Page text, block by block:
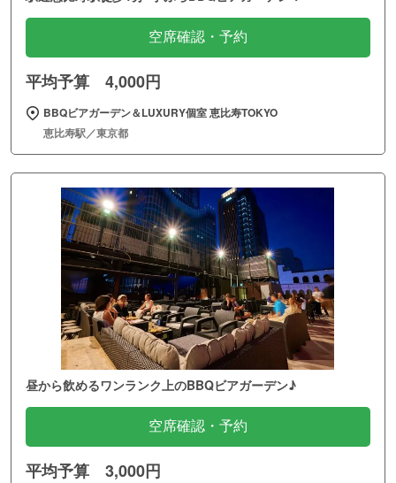
空席確認・予約
平均予算 4,000円
BBQビアガーデン＆LUXURY個室 恵比寿TOKYO
恵比寿駅／東京都
昼から飲めるワンランク上のBBQビアガーデン♪
空席確認・予約
平均予算 3,000円